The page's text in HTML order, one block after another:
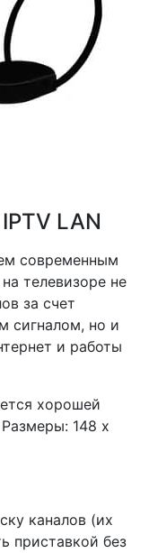
LAN
современным
телевизоре не
за счет
сигналом, но и
и работы
хорошей
148 х
каналов (их
приставкой без